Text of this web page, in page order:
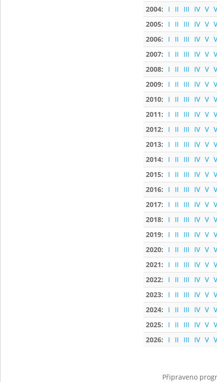
2004:
I II III IV V
2005:
I II III IV V
2006:
I II III IV V
2007:
I II III IV V
2008:
I II III IV V
2009:
I II III IV V
2010:
I II III IV V
2011:
I II III IV V
2012:
I II III IV V
2013:
I II III IV V
2014:
I II III IV V
2015:
I II III IV V
2016:
I II III IV V
2017:
I II III IV V
2018:
I II III IV V
2019:
I II III IV V
2020:
I II III IV V
2021:
I II III IV V
2022:
I II III IV V
2023:
I II III IV V
2024:
I II III IV V
2025:
I II III IV V
2026:
I II III IV V
Připraveno